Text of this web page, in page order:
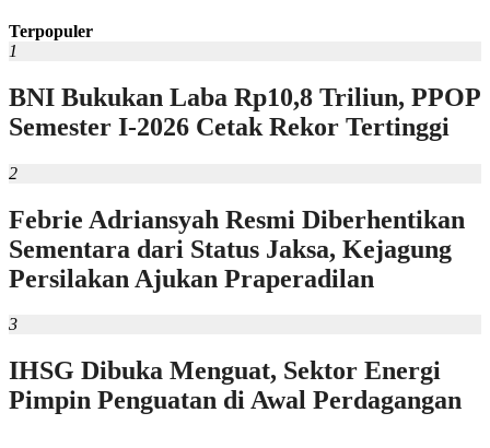
Terpopuler
1
BNI Bukukan Laba Rp10,8 Triliun, PPOP
Semester I-2026 Cetak Rekor Tertinggi
2
Febrie Adriansyah Resmi Diberhentikan
Sementara dari Status Jaksa, Kejagung
Persilakan Ajukan Praperadilan
3
IHSG Dibuka Menguat, Sektor Energi
Pimpin Penguatan di Awal Perdagangan